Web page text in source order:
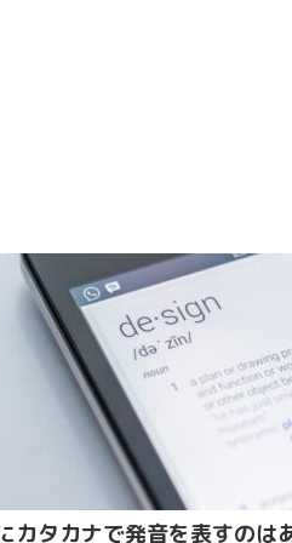
カタカナで発音を表すのは